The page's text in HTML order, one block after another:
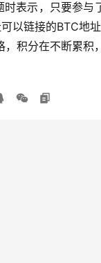
表示，只要参
以链接的BTC地
积分在不断累积